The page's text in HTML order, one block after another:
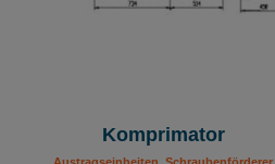
Komprimator